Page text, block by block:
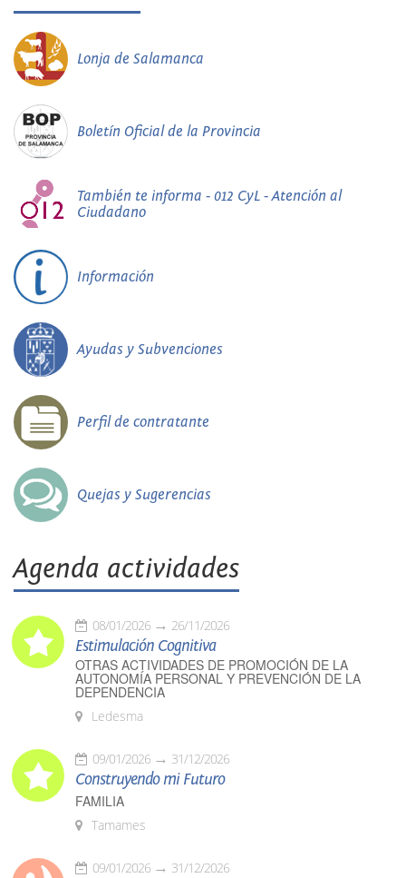
Lonja de Salamanca
Boletín Oficial de la Provincia
También te informa - 012 CyL - Atención al
Ciudadano
Información
Ayudas y Subvenciones
Perfil de contratante
Quejas y Sugerencias
Agenda actividades
08/01/2026 26/11/2026
Estimulación Cognitiva
OTRAS ACTIVIDADES DE PROMOCIÓN DE LA
AUTONOMÍA PERSONAL Y PREVENCIÓN DE LA
DEPENDENCIA
Ledesma
09/01/2026 31/12/2026
Construyendo mi Futuro
FAMILIA
Tamames
09/01/2026 31/12/2026